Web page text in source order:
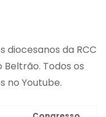
diocesanos da RCC
Todos os
no Youtube.